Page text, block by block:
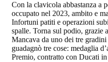
Con la clavicola abbastanza a
occupato nel 2023, ambito e
Infortuni patiti e operazioni
spalle. Torna sul podio, grazie
Mancava da uno dei tre
guadagnò tre cose: medaglia
Premio, contratto con Ducati